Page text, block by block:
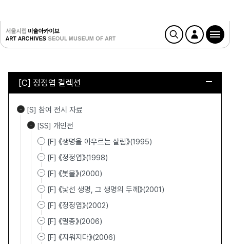
[C] 정정엽 컬렉션
[S] 참여 전시 자료
[SS] 개인전
[F] 《생명을 아우르는 살림》(1995)
[F] 《정정엽》(1998)
[F] 《봇물》(2000)
[F] 《낯선 생명, 그 생명의 두께》(2001)
[F] 《정정엽》(2002)
[F] 《멸종》(2006)
[F] 《지워지다》(2006)